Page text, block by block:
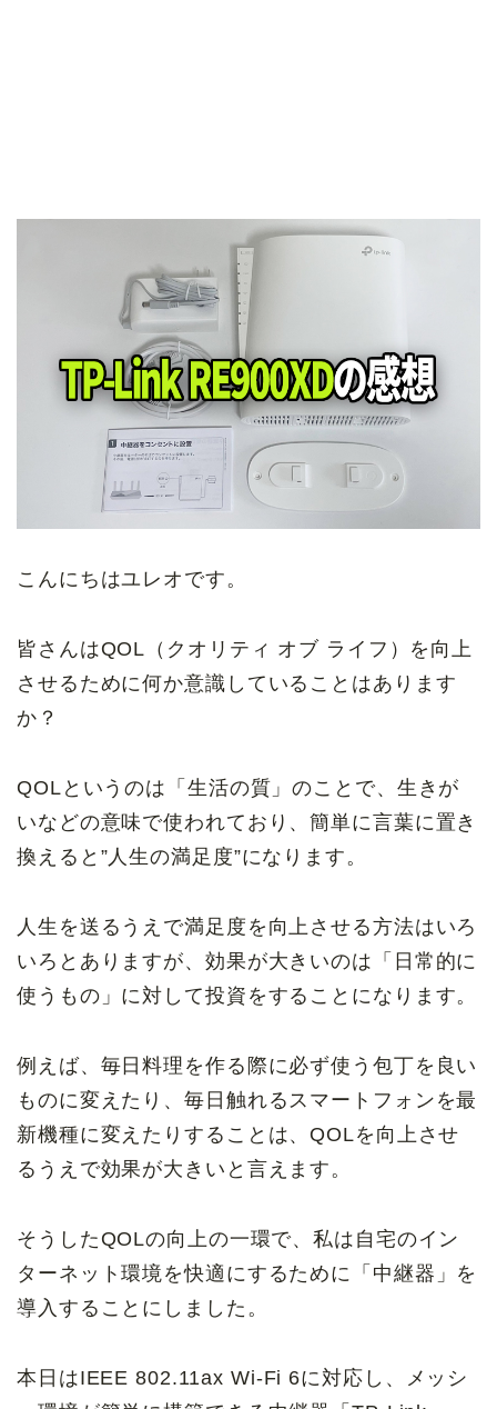
こんにちはユレオです。
皆さんはQOL（クオリティ オブ ライフ）を向上
させるために何か意識していることはあります
か？
QOLというのは「生活の質」のことで、生きが
いなどの意味で使われており、簡単に言葉に置き
換えると”人生の満足度”になります。
人生を送るうえで満足度を向上させる方法はいろ
いろとありますが、効果が大きいのは「日常的に
使うもの」に対して投資をすることになります。
例えば、毎日料理を作る際に必ず使う包丁を良い
ものに変えたり、毎日触れるスマートフォンを最
新機種に変えたりすることは、QOLを向上させ
るうえで効果が大きいと言えます。
そうしたQOLの向上の一環で、私は自宅のイン
ターネット環境を快適にするために「中継器」を
導入することにしました。
本日はIEEE 802.11ax Wi-Fi 6に 対応し、メッシ